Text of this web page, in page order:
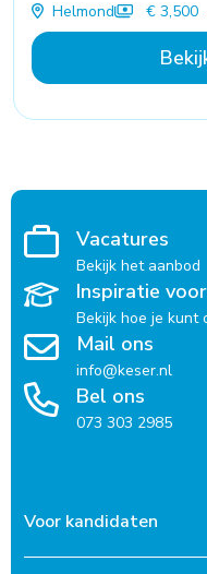
Helmond €
Vacatures
Bekijk het aanbod
Inspiratie
Bekijk hoe je kunt
Mail ons
info@keser.nl
Bel ons
073 303 2985
Voor kandidaten